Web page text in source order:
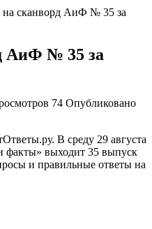
на сканворд АиФ № 35 за
АиФ № 35 за
74 Опубликовано
В среду 29 августа
факты» выходит 35 выпуск
и правильные ответы на